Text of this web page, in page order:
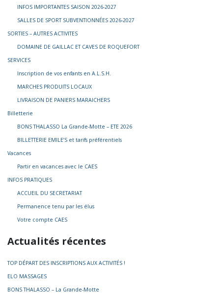
INFOS IMPORTANTES SAISON 2026-2027
SALLES DE SPORT SUBVENTIONNÉES 2026-2027
SORTIES – AUTRES ACTIVITES
DOMAINE DE GAILLAC ET CAVES DE ROQUEFORT
SERVICES
Inscription de vos enfants en A.L.S.H.
MARCHES PRODUITS LOCAUX
LIVRAISON DE PANIERS MARAICHERS
Billetterie
BONS THALASSO La Grande-Motte – ETE 2026
BILLETTERIE EMILE’S et tarifs préférentiels
Vacances
Partir en vacances avec le CAES
INFOS PRATIQUES
ACCUEIL DU SECRETARIAT
Permanence tenu par les élus
Votre compte CAES
Actualités récentes
TOP DÉPART DES INSCRIPTIONS AUX ACTIVITÉS !
ELO MASSAGES
BONS THALASSO – La Grande-Motte